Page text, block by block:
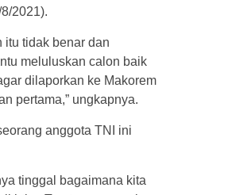
2021).
itu tidak benar dan
meluluskan calon baik
dilaporkan ke Makorem
pertama,” ungkapnya.
anggota TNI ini
tinggal bagaimana kita